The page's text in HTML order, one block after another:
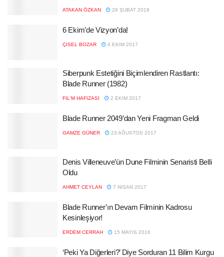
ATAKAN ÖZKAN 28 ŞUBAT 2018
6 Ekim’de Vizyon’da!
ÇISEL BOZAR 4 EKIM 2017
Siberpunk Estetiğini Biçimlendiren Rastlantı:
Blade Runner (1982)
FIL'M HAFIZASI 2 EKIM 2017
Blade Runner 2049’dan Yeni Fragman Geldi
GAMZE GÜNER 23 AĞUSTOS 2017
Denis Villeneuve’ün Dune Filminin Senaristi Belli
Oldu
AHMET CEYLAN 7 NISAN 2017
Blade Runner’ın Devam Filminin Kadrosu
Kesinleşiyor!
ERDEM CERRAH 15 MAYIS 2016
‘Peki Ya Diğerleri?’ Diye Sorduran 11 Bilim Kurgu